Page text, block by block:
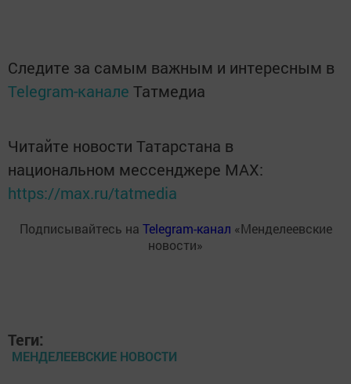
Следите за самым важным и интересным в
Telegram-канале Татмедиа
Читайте новости Татарстана в
национальном мессенджере MАХ:
https://max.ru/tatmedia
Подписывайтесь на Telegram-канал «Менделеевские
новости»
Теги:
МЕНДЕЛЕЕВСКИЕ НОВОСТИ